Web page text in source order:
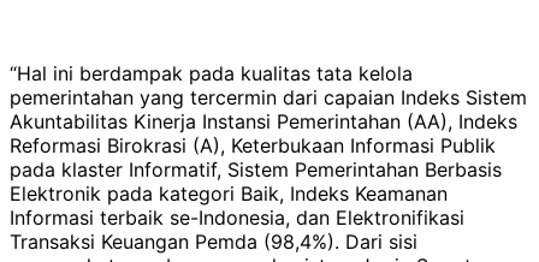
“Hal ini berdampak pada kualitas tata kelola
pemerintahan yang tercermin dari capaian Indeks Sistem
Akuntabilitas Kinerja Instansi Pemerintahan (AA), Indeks
Reformasi Birokrasi (A), Keterbukaan Informasi Publik
pada klaster Informatif, Sistem Pemerintahan Berbasis
Elektronik pada kategori Baik, Indeks Keamanan
Informasi terbaik se-Indonesia, dan Elektronifikasi
Transaksi Keuangan Pemda (98,4%). Dari sisi